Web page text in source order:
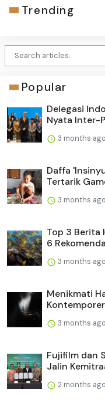
Trending
Popular
Delegasi
Nyata Inter-
3 months ago
Daffa
Tertarik
3 months ago
Top 3 Berita
6
3 months ago
Menikmati
Kontemporer
3 months ago
Fujifilm dan
Jalin
2 months ago